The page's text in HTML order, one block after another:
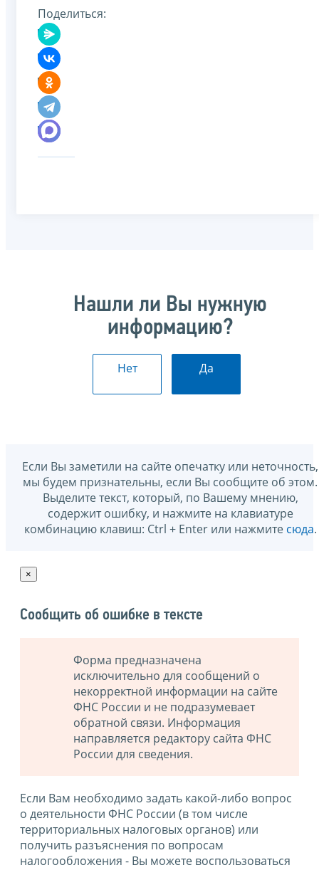
Поделиться:
Нашли ли Вы нужную
информацию?
Нет Да
Если Вы заметили на сайте опечатку или неточность,
мы будем признательны, если Вы сообщите об этом.
Выделите текст, который, по Вашему мнению,
содержит ошибку, и нажмите на клавиатуре
комбинацию клавиш: Ctrl + Enter или нажмите сюда.
×
Сообщить об ошибке в тексте
Форма предназначена
исключительно для сообщений о
некорректной информации на сайте
ФНС России и не подразумевает
обратной связи. Информация
направляется редактору сайта ФНС
России для сведения.
Если Вам необходимо задать какой-либо вопрос
о деятельности ФНС России (в том числе
территориальных налоговых органов) или
получить разъяснения по вопросам
налогообложения - Вы можете воспользоваться